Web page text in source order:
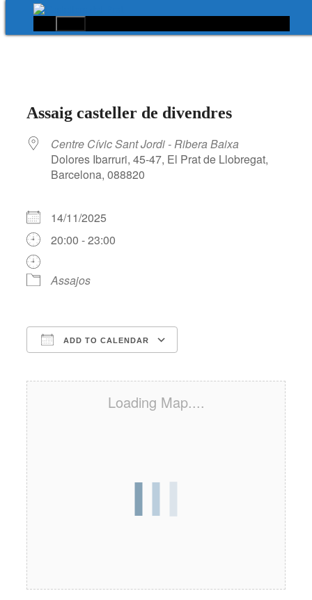
Assaig casteller de divendres
Centre Cívic Sant Jordi - Ribera Baixa
Dolores Ibarruri, 45-47, El Prat de Llobregat,
Barcelona, 088820
14/11/2025
20:00 - 23:00
Assajos
ADD TO CALENDAR
Loading Map....